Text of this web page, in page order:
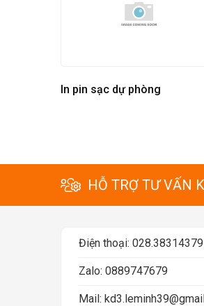
In pin sạc dự phòng
HỖ TRỢ TƯ VẤN
Điện thoại: 028.38314379
Zalo: 0889747679
Mail: